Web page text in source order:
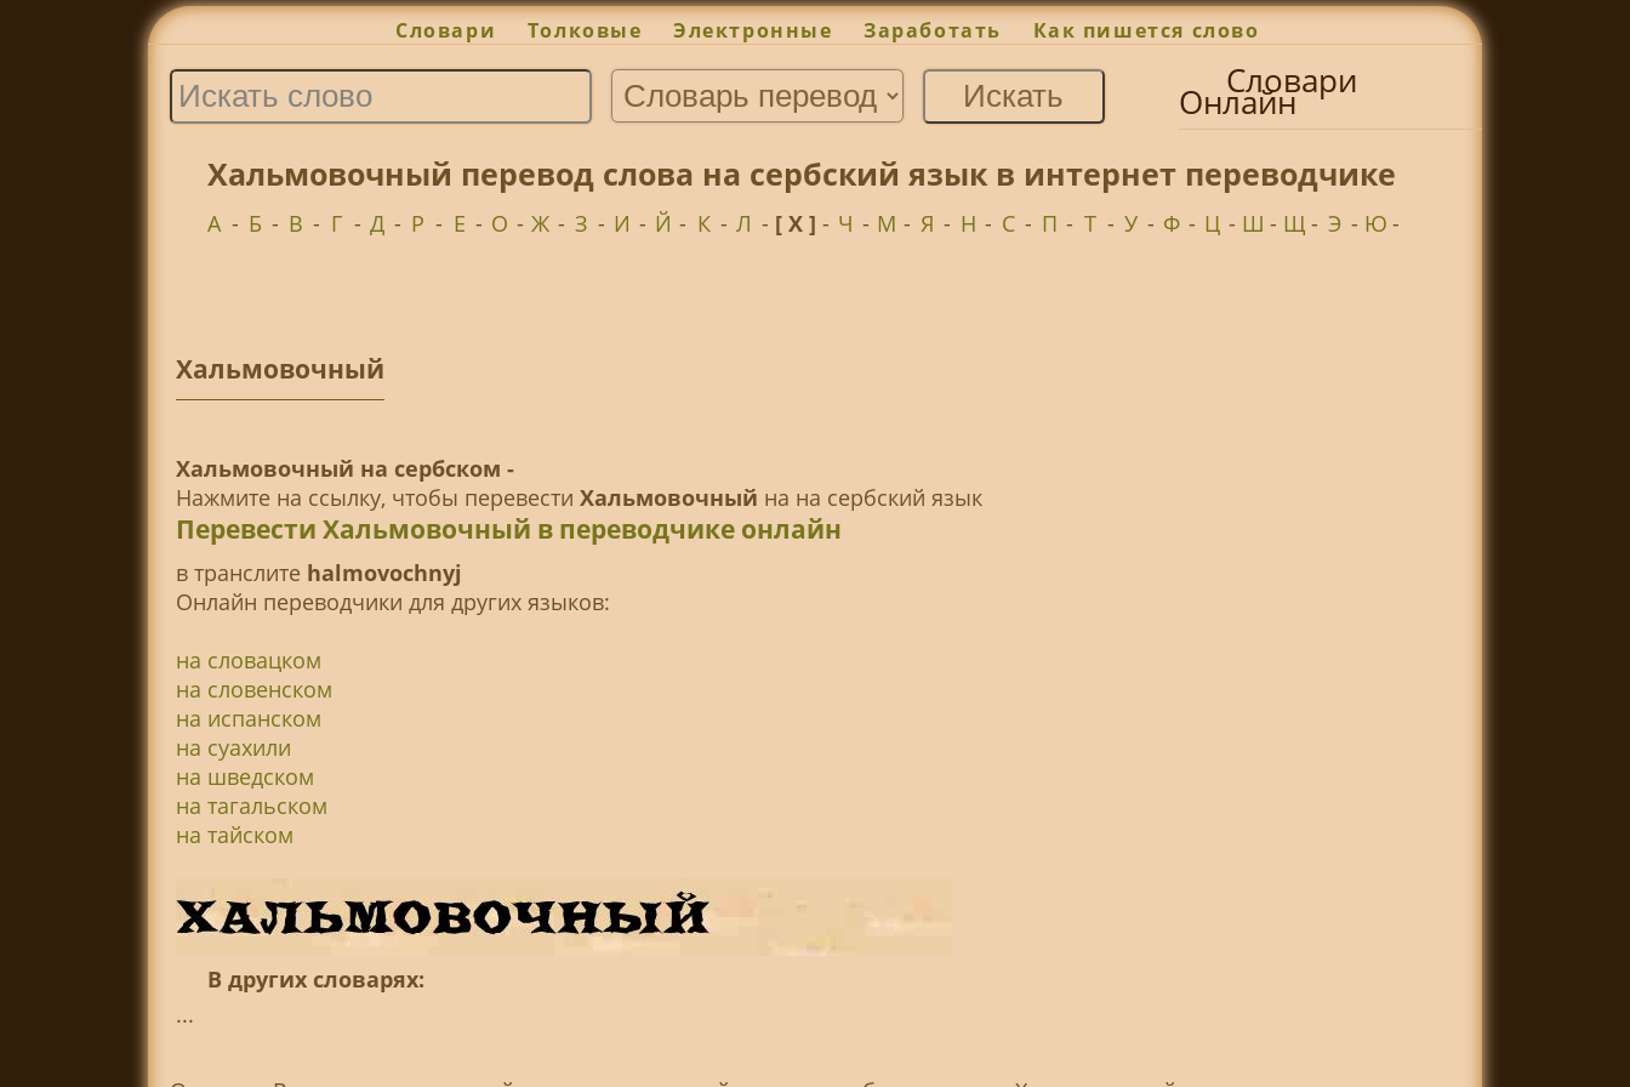
Словари Толковые Электронные Заработать Как пишется слово
Словари
Онлайн
Хальмовочный перевод слова на сербский язык в интернет переводчике
А - Б - В - Г - Д - Р - Е - О - Ж - З - И - Й - К - Л - [ Х ] - Ч - М - Я - Н - С - П - Т - У - Ф - Ц - Ш - Щ- Э - Ю-
Хальмовочный
Хальмовочный на сербском -
Нажмите на ссылку, чтобы перевести Хальмовочный на на сербский язык
Перевести Хальмовочный в переводчике онлайн
в транслитe halmovochnyj
Онлайн переводчики для других языков:
на словацком
на словенском
на испанском
на суахили
на шведском
на тагальском
на тайском
В других словарях:
...